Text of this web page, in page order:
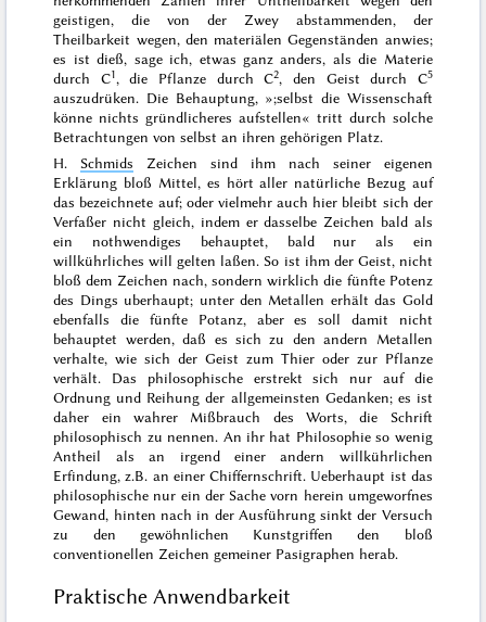
geistigen, die von der Zwey abstammenden, der
Theilbarkeit wegen, den materiälen Gegenständen anwies;
es ist dieß, sage ich, etwas ganz anders, alsdie Materie
durch C1, die Pflanze durch C2, den Geist durch C5
auszudrüken. Die Behauptung, »;selbst die Wissenschaft
könne nichts gründlicheres aufstellen« tritt durch solche
Betrachtungen von selbst an ihren gehörigen Platz.
H. Schmids Zeichen sind ihm nach seiner eigenen
Erklärung bloß Mittel, es hört aller natürliche Bezug auf
das bezeichnete auf; oder vielmehr auch hier bleibt sich der
Verfaßer nicht gleich, indem erdasselbe Zeichen bald als
ein nothwendiges behauptet, bald nur als ein
willkührliches will gelten laßen. So ist ihm der Geist, nicht
bloß dem Zeichen nach, sondern wirklich die fünfte Potenz
des Dings uberhaupt; unter den Metallen erhält das Gold
ebenfalls die fünfte Potanz, aber es soll damit nicht
behauptet werden, daß es sich zu den andern Metallen
verhalte, wie sich der Geist zum Thier oder zur Pflanze
verhält. Das philosophische erstrekt sich nur auf die
Ordnung und Reihung der allgemeinsten Gedanken; es ist
daher ein wahrer Mißbrauch des Worts, die Schrift
philosophisch zu nennen. An ihr hat Philosophie so wenig
Antheil als an irgend einer andern willkührlichen
Erfindung, z.B. an einer Chiffernschrift. Ueberhaupt ist das
philosophische nur ein der Sache vorn herein umgeworfnes
Gewand, hinten nach in der Ausführung sinkt der Versuch
zu den gewöhnlichen Kunstgriffen den bloß
conventionellen Zeichen gemeiner Pasigraphen herab.
Praktische Anwendbarkeit